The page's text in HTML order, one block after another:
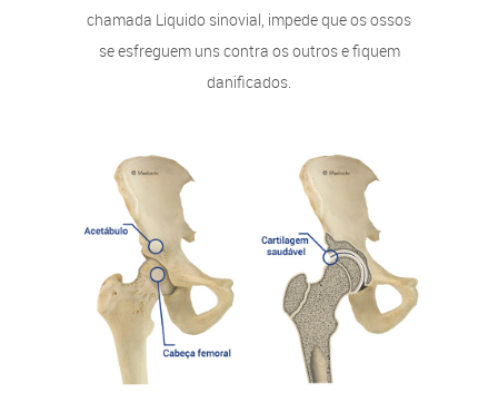
chamada Liquido sinovial, impede que os ossos
se esfreguem uns contra os outros e fiquem
danificados.